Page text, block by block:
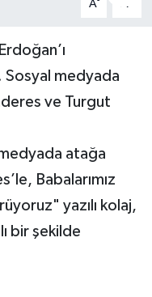
A A
medyada
ve Turgut
atağa
Babalarımız
yazılı kolaj,
bir şekilde